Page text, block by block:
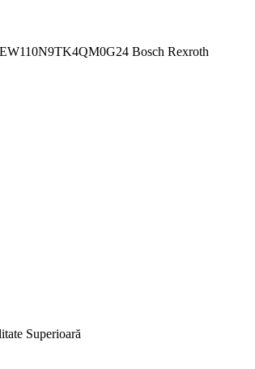
Bosch Rexroth